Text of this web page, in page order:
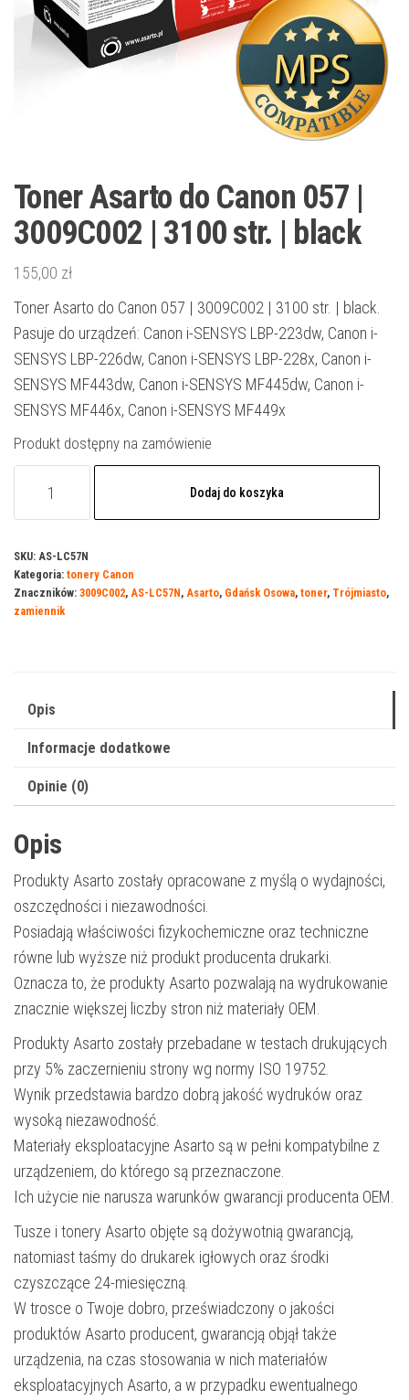
Toner Asarto do Canon 057 |
3009C002 | 3100 str. | black
155,00 zł
Toner Asarto do Canon 057 | 3009C002 | 3100 str. | black.
Pasuje do urządzeń: Canon i-SENSYS LBP-223dw, Canon i-
SENSYS LBP-226dw, Canon i-SENSYS LBP-228x, Canon i-
SENSYS MF443dw, Canon i-SENSYS MF445dw, Canon i-
SENSYS MF446x, Canon i-SENSYS MF449x
Produkt dostępny na zamówienie
do
Canon
057
3100
black
Dodaj do koszyka
SKU: AS-LC57N
Kategoria: tonery Canon
Znaczników: 3009C002, AS-LC57N, Asarto, Gdańsk Osowa, toner, Trójmiasto,
zamiennik
Opis
Informacje dodatkowe
Opinie (0)
Opis
Produkty Asarto zostały opracowane z myślą o wydajności,
oszczędności i niezawodności.
Posiadają właściwości fizykochemiczne oraz techniczne
równe lub wyższe niż produkt producenta drukarki.
Oznacza to, że produkty Asarto pozwalają na wydrukowanie
znacznie większej liczby stron niż materiały OEM.
Produkty Asarto zostały przebadane w testach drukujących
przy 5% zaczernieniu strony wg normy ISO 19752.
Wynik przedstawia bardzo dobrą jakość wydruków oraz
wysoką niezawodność.
Materiały eksploatacyjne Asarto są w pełni kompatybilne z
urządzeniem, do którego są przeznaczone.
Ich użycie nie narusza warunków gwarancji producenta OEM.
Tusze i tonery Asarto objęte są dożywotnią gwarancją,
natomiast taśmy do drukarek igłowych oraz środki
czyszczące 24-miesięczną.
W trosce o Twoje dobro, przeświadczony o jakości
produktów Asarto producent, gwarancją objął także
urządzenia, na czas stosowania w nich materiałów
eksploatacyjnych Asarto, a w przypadku ewentualnego